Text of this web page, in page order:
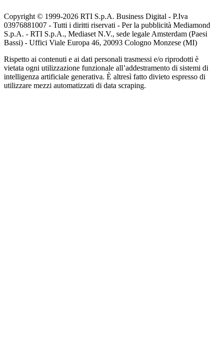
Copyright © 1999-2026 RTI S.p.A. Business Digital - P.Iva
03976881007 - Tutti i diritti riservati - Per la pubblicità Mediamond
S.p.A. - RTI S.p.A., Mediaset N.V., sede legale Amsterdam (Paesi
Bassi) - Uffici Viale Europa 46, 20093 Cologno Monzese (MI)
Rispetto ai contenuti e ai dati personali trasmessi e/o riprodotti è
vietata ogni utilizzazione funzionale all’addestramento di sistemi di
intelligenza artificiale generativa. È altresì fatto divieto espresso di
utilizzare mezzi automatizzati di data scraping.